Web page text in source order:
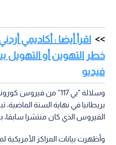
اقرأ أيضا : أكاديمي
خطر التهوين أو التهويل
فيديو
وسلالة "بي 117" من
بريطانيا في نهاية السنة الماضية،
الفيروس الذي كان منتشرا سابقا، بنسبة
وأظهرت بيانات المراكز